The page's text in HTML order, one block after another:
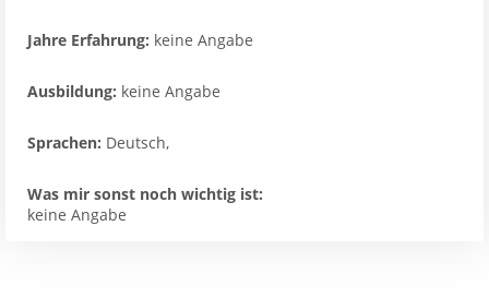
Jahre Erfahrung: keine Angabe
Ausbildung: keine Angabe
Sprachen: Deutsch,
Was mir sonst noch wichtig ist:
keine Angabe